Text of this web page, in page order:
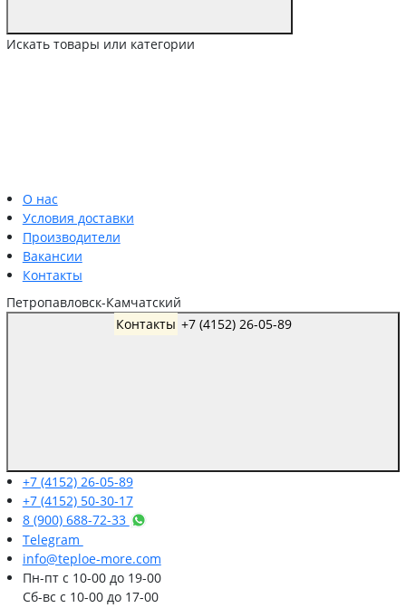
Искать товары или категории
О нас
Условия доставки
Производители
Вакансии
Контакты
Петропавловск-Камчатский
Контакты
+7 (4152) 26-05-89
+7 (4152) 50-30-17
8 (900) 688-72-33
Telegram
info@teploe-more.com
Пн-птс 10-00 до 19-00
Сб-вс с 10-00 до 17-00